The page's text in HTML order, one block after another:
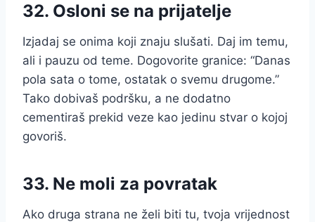
32. Osloni se na prijatelje
Izjadaj se onima koji znaju slušati. Daj im temu,
ali i pauzu od teme. Dogovorite granice: “Danas
pola sata o tome, ostatak o svemu drugome.”
Tako dobivaš podršku, a ne dodatno
cementiraš prekid veze kao jedinu stvar o kojoj
govoriš.
33. Ne moli za povratak
Ako druga strana ne želi biti tu, tvoja vrijednost